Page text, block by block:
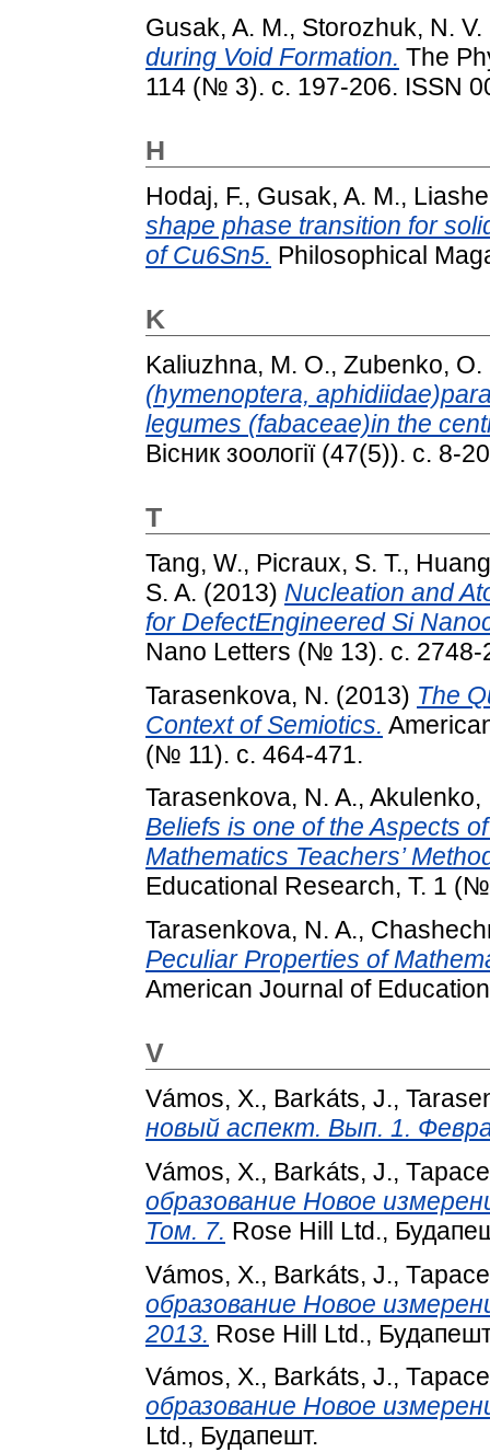
Gusak, A. M., Storozhuk, N. V.
during Void Formation. The
114 (№ 3). с. 197-206. ISSN
H
Hodaj, F., Gusak, A. M.,
shape phase transition for
of Cu6Sn5. Philosophical
K
Kaliuzhna, M. O., Zubenko, O.
(hymenoptera,
legumes (fabaceae)in the
Вісник зоології (47(5)). с. 8-
T
Tang, W., Picraux, S. T.,
S. A. (2013) Nucleation and
for DefectEngineered Si
Nano Letters (№ 13). с. 2748-
Tarasenkova, N. (2013) The
Context of Semiotics.
(№ 11). с. 464-471.
Tarasenkova, N. A., Akulenko,
Beliefs is one of the Aspects
Mathematics Teachers’
Educational Research, Т. 1
Tarasenkova, N. A.,
Peculiar Properties of
American Journal of
V
Vámos, X., Barkáts, J.,
новый аспект. Вып. 1.
Vámos, X., Barkáts, J.,
образование Новое
Том. 7. Rose Hill Ltd.,
Vámos, X., Barkáts, J.,
образование Новое
2013. Rose Hill Ltd.,
Vámos, X., Barkáts, J.,
образование Новое
Ltd., Будапешт.